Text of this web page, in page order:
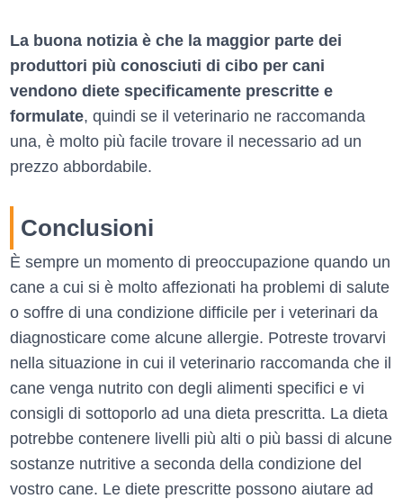
La buona notizia è che la maggior parte dei
produttori più conosciuti di cibo per cani
vendono diete specificamente prescritte e
formulate, quindi se il veterinario ne raccomanda
una, è molto più facile trovare il necessario ad un
prezzo abbordabile.
Conclusioni
È sempre un momento di preoccupazione quando un
cane a cui si è molto affezionati ha problemi di salute
o soffre di una condizione difficile per i veterinari da
diagnosticare come alcune allergie. Potreste trovarvi
nella situazione in cui il veterinario raccomanda che il
cane venga nutrito con degli alimenti specifici e vi
consigli di sottoporlo ad una dieta prescritta. La dieta
potrebbe contenere livelli più alti o più bassi di alcune
sostanze nutritive a seconda della condizione del
vostro cane. Le diete prescritte possono aiutare ad